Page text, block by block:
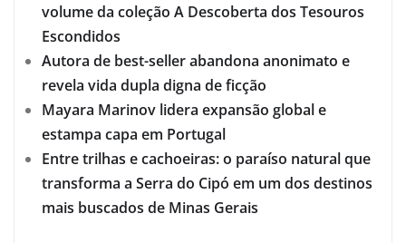
volume da coleção A Descoberta dos Tesouros
Escondidos
Autora de best-seller abandona anonimato e
revela vida dupla digna de ficção
Mayara Marinov lidera expansão global e
estampa capa em Portugal
Entre trilhas e cachoeiras: o paraíso natural que
transforma a Serra do Cipó em um dos destinos
mais buscados de Minas Gerais